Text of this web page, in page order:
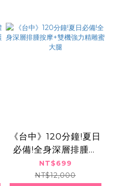
《台中》120分鐘!夏日
必備!全身深層排腫按
摩+雙機強力精雕蜜大
腿
NT$699
NT$12,000